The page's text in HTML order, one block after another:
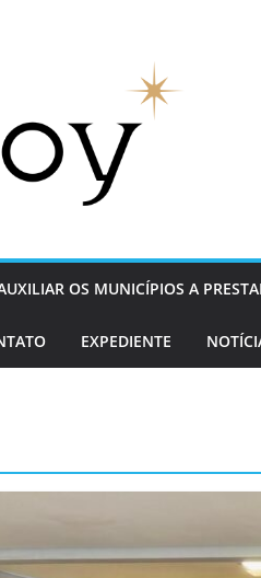
OS MUNICÍPIOS A
EXPEDIENTE